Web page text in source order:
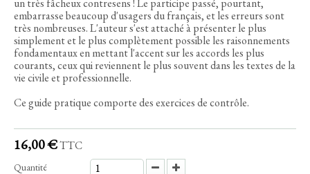
un très fâcheux contresens ! Le participe passé, pourtant,
embarrasse beaucoup d'usagers du français, et les erreurs sont
très nombreuses. L'auteur s'est attaché à présenter le plus
simplement et le plus complètement possible les raisonnements
fondamentaux en mettant l'accent sur les accords les plus
courants, ceux qui reviennent le plus souvent dans les textes de la
vie civile et professionnelle.
Ce guide pratique comporte des exercices de contrôle.
16,00 €TTC
Quantité